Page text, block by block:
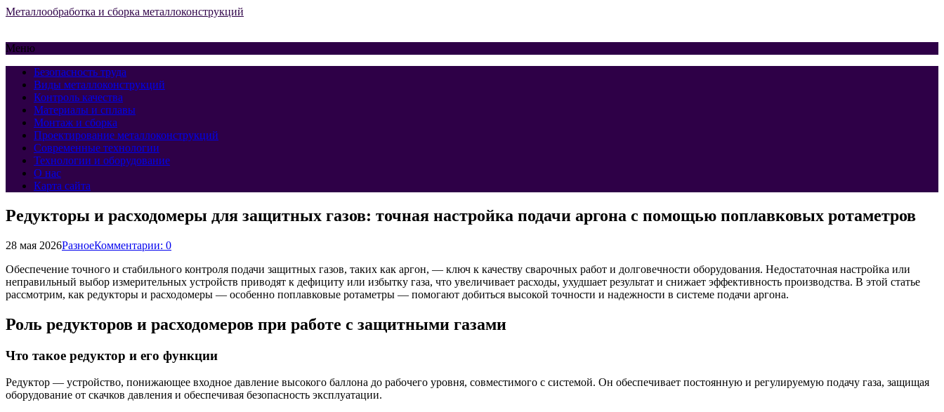
Металлообработка и сборка металлоконструкций
Меню
Безопасность труда
Виды металлоконструкций
Контроль качества
Материалы и сплавы
Монтаж и сборка
Проектирование металлоконструкций
Современные технологии
Технологии и оборудование
О нас
Карта сайта
Редукторы и расходомеры для защитных газов: точная настройка подачи аргона с помощью поплавковых ротаметров
28 мая 2026РазноеКомментарии: 0
Обеспечение точного и стабильного контроля подачи защитных газов, таких как аргон, — ключ к качеству сварочных работ и долговечности оборудования. Недостаточная настройка или
неправильный выбор измерительных устройств приводят к дефициту или избытку газа, что увеличивает расходы, ухудшает результат и снижает эффективность производства. В этой статье
рассмотрим, как редукторы и расходомеры — особенно поплавковые ротаметры — помогают добиться высокой точности и надежности в системе подачи аргона.
Роль редукторов и расходомеров при работе с защитными газами
Что такое редуктор и его функции
Редуктор — устройство, понижающее входное давление высокого баллона до рабочего уровня, совместимого с системой. Он обеспечивает постоянную и регулируемую подачу газа, защищая
оборудование от скачков давления и обеспечивая безопасность эксплуатации.